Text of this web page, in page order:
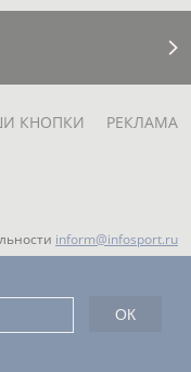
КНОПКИ РЕКЛАМА
inform@infosport.ru